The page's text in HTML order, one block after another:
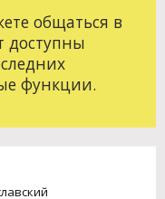
общаться в
доступны
функции.